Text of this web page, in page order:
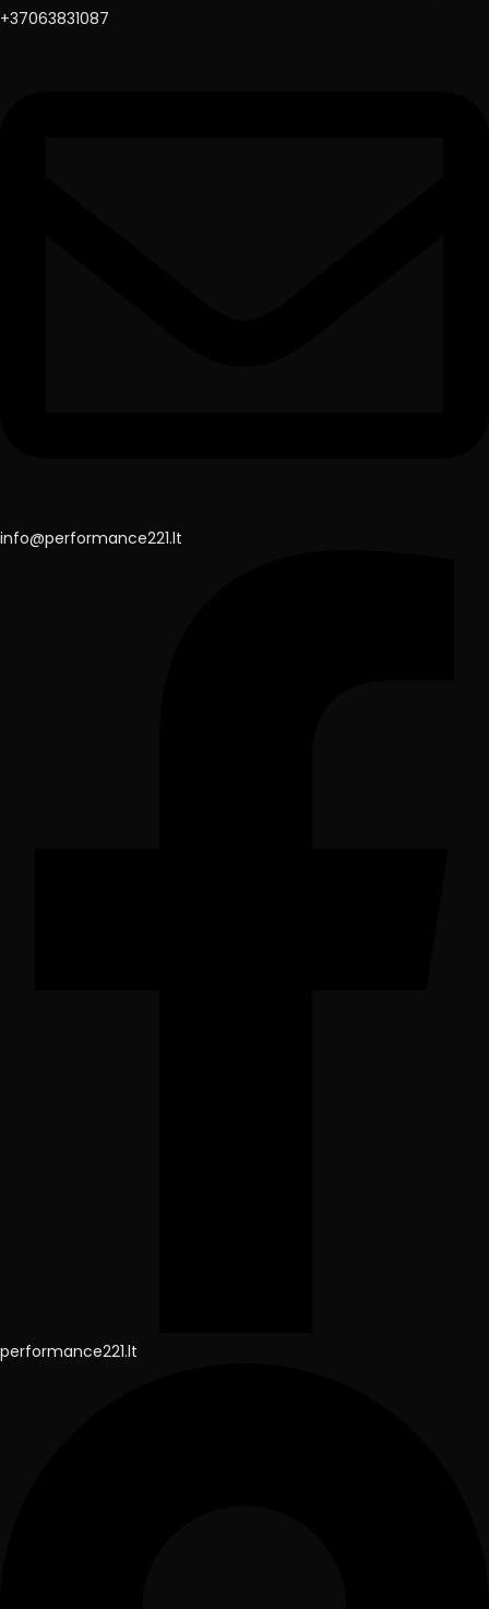
+37063831087
info@performance221.lt
performance221.lt